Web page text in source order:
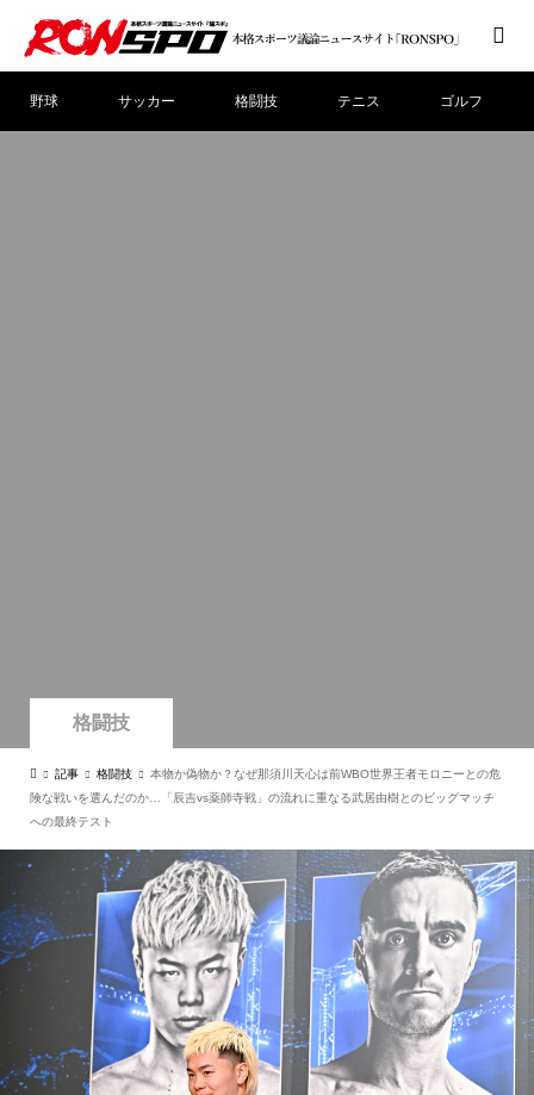
野球 サッカー 格闘技 テニス ゴルフ
格闘技
記事 格闘技
本物か偽物か？なぜ那須川天心は前WBO世界王者モロニーとの危
険な戦いを選んだのか…「辰吉vs薬師寺戦」の流れに重なる武居由樹とのビッグマッチ
への最終テスト